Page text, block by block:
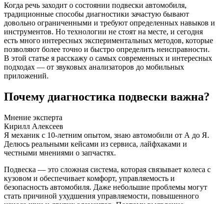
Когда речь заходит о состоянии подвески автомобиля,
традиционные способы диагностики зачастую бывают
довольно ограниченными и требуют определенных навыков и
инструментов. Но технологии не стоят на месте, и сегодня
есть много интересных экспериментальных методов, которые
позволяют более точно и быстро определить неисправности.
В этой статье я расскажу о самых современных и интересных
подходах — от звуковых анализаторов до мобильных
приложений.
Почему диагностика подвески важна?
Мнение эксперта
Кирилл Алексеев
Я механик с 10-летним опытом, знаю автомобили от А до Я.
Делюсь реальными кейсами из сервиса, лайфхаками и
честными мнениями о запчастях.
Подвеска — это сложная система, которая связывает колеса с
кузовом и обеспечивает комфорт, управляемость и
безопасность автомобиля. Даже небольшие проблемы могут
стать причиной ухудшения управляемости, повышенного